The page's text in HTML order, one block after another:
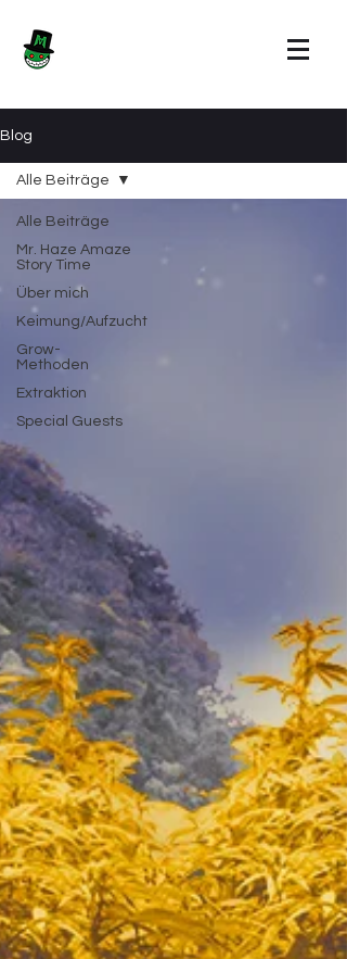
Blog
Alle Beiträge
Mr. Haze Amaze
Story Time
Über mich
Keimung/Aufzucht
Grow-
Methoden
Extraktion
Special Guests
Alle Beiträge